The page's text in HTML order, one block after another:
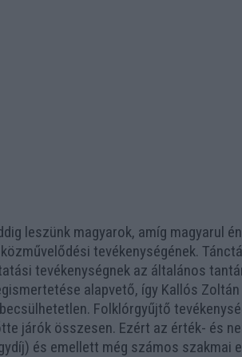
leszünk magyarok, amíg magyarul
tevékenységének.
tevékenységnek az általános
alapvető, így Kallós
Folklórgyűjtő
járók összesen. Ezért az érték- és
és emellett még számos szakmai